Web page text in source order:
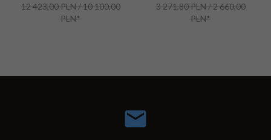
12 423,00 PLN / 10 100,00
PLN*
3 271,80 PLN / 2 660,00
PLN*